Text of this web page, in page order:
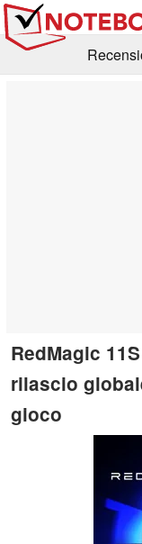
RedMagic
rilascio
gioco